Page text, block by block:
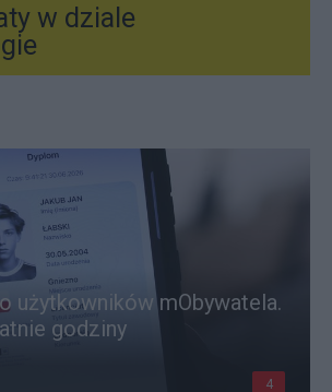
w dziale
użytkowników mObywatela.
godziny
4